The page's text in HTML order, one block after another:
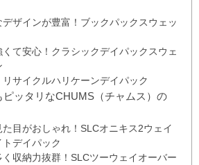
デザインが豊富！ブックパックスウェッ
て安心！クラシックデイパックスウェ
サイクルハリケーンデイパック
ッタリなCHUMS（チャムス）の
目がおしゃれ！SLCオニキス2ウェイ
デイパック
く収納力抜群！SLCツーウェイオーバー